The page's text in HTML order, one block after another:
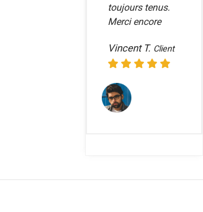
toujours tenus.
Merci encore
Vincent T. Client